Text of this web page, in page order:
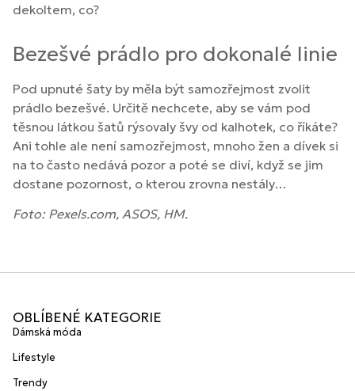
dekoltem, co?
Bezešvé prádlo pro dokonalé linie
Pod upnuté šaty by měla být samozřejmost zvolit
prádlo bezešvé. Určitě nechcete, aby se vám pod
těsnou látkou šatů rýsovaly švy od kalhotek, co říkáte?
Ani tohle ale není samozřejmost, mnoho žen a dívek si
na to často nedává pozor a poté se diví, když se jim
dostane pozornost, o kterou zrovna nestály…
Foto: Pexels.com, ASOS, HM.
OBLÍBENÉ KATEGORIE
Dámská móda
Lifestyle
Trendy